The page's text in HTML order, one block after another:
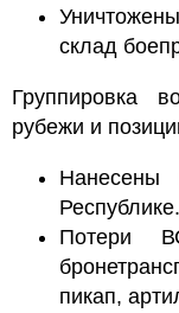
склад
Группировка
рубежи и
Нанесены
Республике.
Потери
пикап,